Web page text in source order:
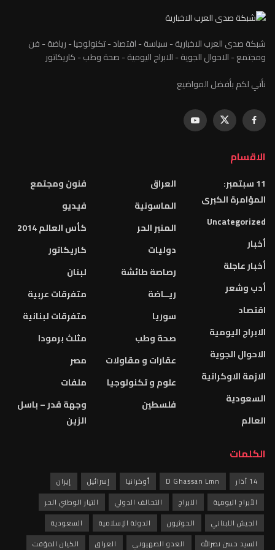
شبكة صدى العرب الاخبارية - سياسة - اقتصاد - تكنولوجيا - رياضة - فن
ومجتمع - الاحوال الجوية - الابراج اليومية - صحة وطب - كاريكاتور
نأتي لكم بأفضل المواضيع
الاقسام
11 سبتمبر:
المؤامرة الكبرى
Uncategorized
أخبار
أخبار عاجلة
أدب وشعر
اقتصاد
الابراج اليومية
الاحوال الجوية
الازمة الاوكرانية
السعودية
العالم
العراق
الماسونية
المنبر الحر
دوليات
رصاصة طائشة
ريــاضة
سوريا
صحة وطب
عقارات و مقاولات
علوم و تكنولوجيا
فلسطين
فنون ومجتمع
فيديو
كأس العالم 2014
كاريكاتور
لبنان
متفرقات عربية
متفرقات لبنانية
مثلث برمودا
مصر
ملفات
وجهة قدر – باسل
الزين
الكلمات
14 آذار D Ghassan Lmn أوكرانيا إسرائيل
إيران
الأبراج اليومية
الابراج التحالف الدولي
التيار الوطني الحر
الجيش اللبناني
الحوثيون الدولة الإسلامية
السعودية
السيد حسن نصرالله
العدو الصهيوني العراق الكيان المؤقت